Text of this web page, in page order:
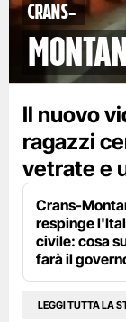
Crans-
Il nuovo
ragazzi
vetrate e
Crans-
respinge
civile: cosa
farà il
LEGGI TUTTA LA